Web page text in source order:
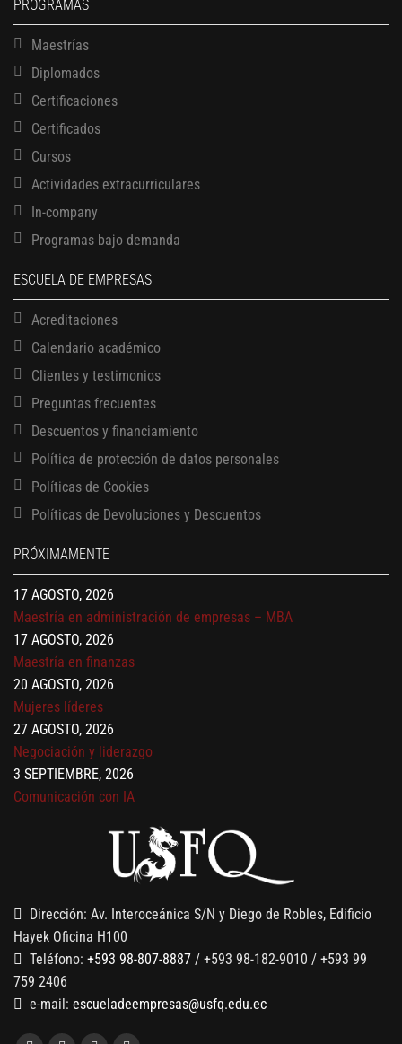
PROGRAMAS
Maestrías
Diplomados
Certificaciones
Certificados
Cursos
Actividades extracurriculares
In-company
Programas bajo demanda
ESCUELA DE EMPRESAS
Acreditaciones
Calendario académico
Clientes y testimonios
Preguntas frecuentes
Descuentos y financiamiento
Política de protección de datos personales
Políticas de Cookies
Políticas de Devoluciones y Descuentos
PRÓXIMAMENTE
13 AGOSTO, 2026
Finanzas para no financieros
17 AGOSTO, 2026
Gerencia de empresas familiares
17 AGOSTO, 2026
Maestría en administración de empresas – MBA
17 AGOSTO, 2026
Maestría en finanzas
20 AGOSTO, 2026
Mujeres líderes
27 AGOSTO, 2026
Negociación y liderazgo
3 SEPTIEMBRE, 2026
Comunicación con IA
Gobernanza de datos
Finanzas para no financieros
Dirección: Av. Interoceánica S/N y Diego de Robles, Edificio
Hayek Oficina H100
Teléfono: +593 98-807-8887 / +593 98-182-9010 / +593 99
759 2406
e-mail: escueladeempresas@usfq.edu.ec